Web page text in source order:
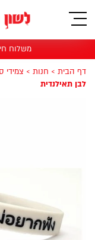
תפריט
משלוח
דף הבית > חנות > צמידי
לבן תאילנדית